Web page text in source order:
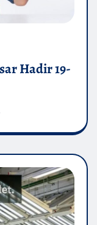
Hadir 19-